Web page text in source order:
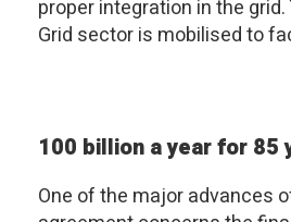
proper integration in the
Grid sector is mobilised to
100 billion a year for 85
One of the major advances